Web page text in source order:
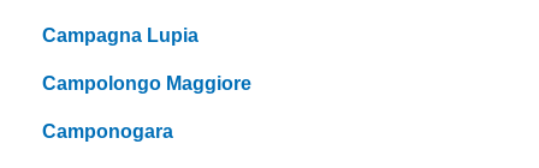
Campagna Lupia
Campolongo Maggiore
Camponogara